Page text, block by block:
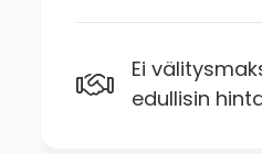
Ei
edullisin